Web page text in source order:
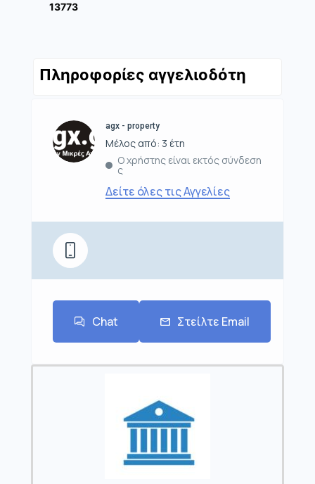
13773
Πληροφορίες αγγελιοδότη
agx - property
Μέλος από: 3 έτη
Ο χρήστης είναι εκτός σύνδεση
ς
Δείτε όλες τις Αγγελίες
Chat Στείλτε Email